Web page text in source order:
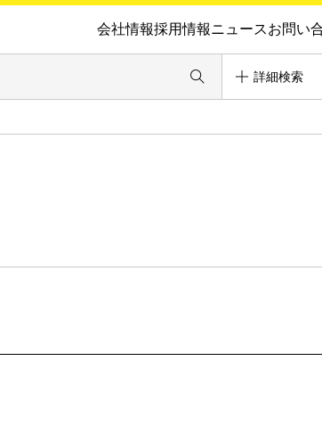
会社情報採用情報ニュースお問い
詳細検索